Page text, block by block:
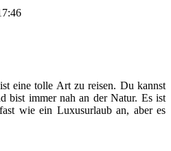
ist eine tolle Art zu reisen. Du kannst
bist immer nah an der Natur. Es ist
wie ein Luxusurlaub an, aber es